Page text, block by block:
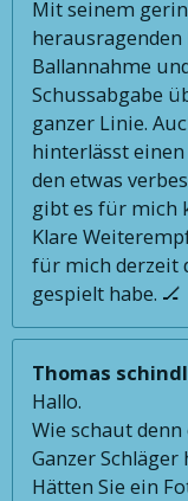
Mit seinem
Ballannahme
Schussabgabe
ganzer Linie.
hinterlässt
den etwas
gibt es für mich
Klare
für mich derzeit
gespielt habe. 🏒
Thomas
Hallo.
Wie schaut
Ganzer Schläger
Hätten Sie ein